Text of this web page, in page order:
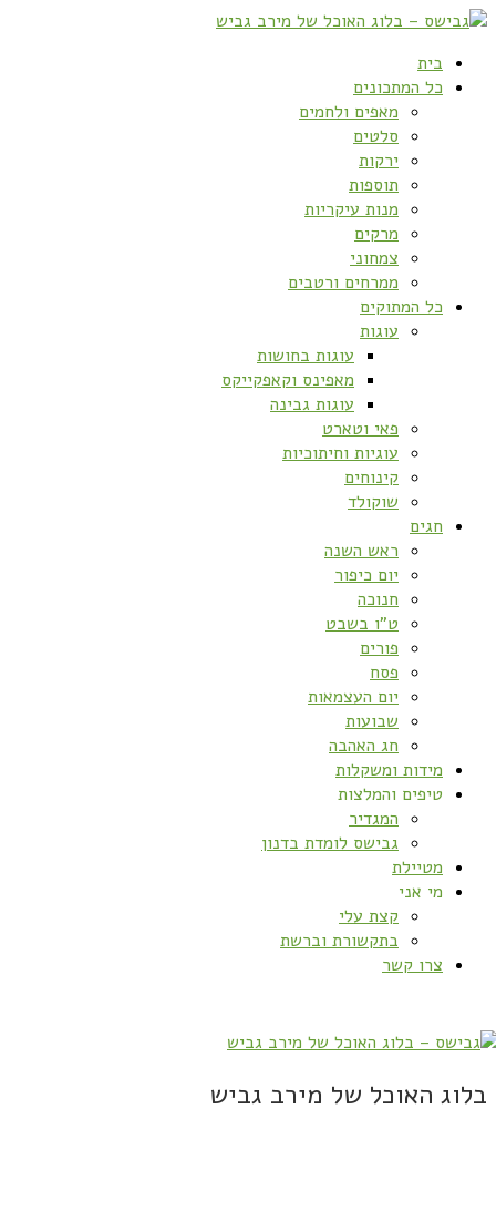
בית
כל המתכונים
מאפים ולחמים
סלטים
ירקות
תוספות
מנות עיקריות
מרקים
צמחוני
ממרחים ורטבים
כל המתוקים
עוגות
עוגות בחושות
מאפינס וקאפקייקס
עוגות גבינה
פאי וטארט
עוגיות וחיתוכיות
קינוחים
שוקולד
חגים
ראש השנה
יום כיפור
חנוכה
ט”ו בשבט
פורים
פסח
יום העצמאות
שבועות
חג האהבה
מידות ומשקלות
טיפים והמלצות
המגדיר
גבישס לומדת בדנון
מטיילת
מי אני
קצת עלי
בתקשורת וברשת
צרו קשר
בלוג האוכל של מירב גביש